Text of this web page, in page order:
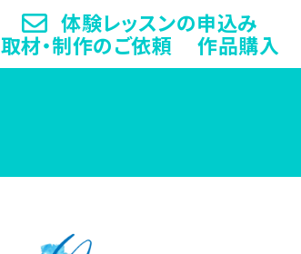
体験レッスンの申込み
取材・制作のご依頼 作品購入